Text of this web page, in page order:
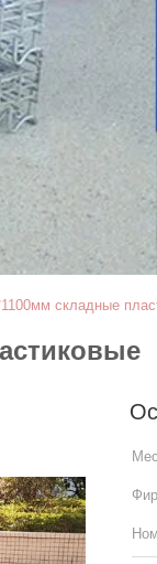
складные